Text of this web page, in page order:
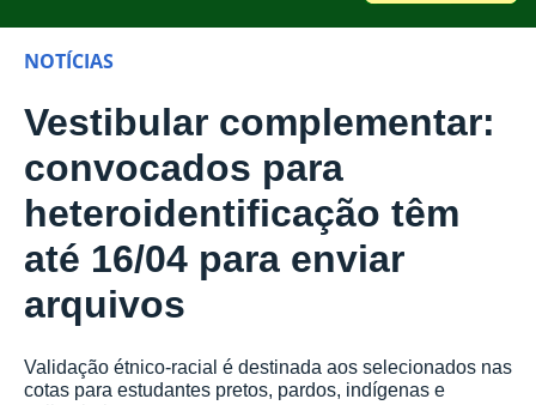
NOTÍCIAS
Vestibular complementar:
convocados para
heteroidentificação têm
até 16/04 para enviar
arquivos
Validação étnico-racial é destinada aos selecionados nas
cotas para estudantes pretos, pardos, indígenas e